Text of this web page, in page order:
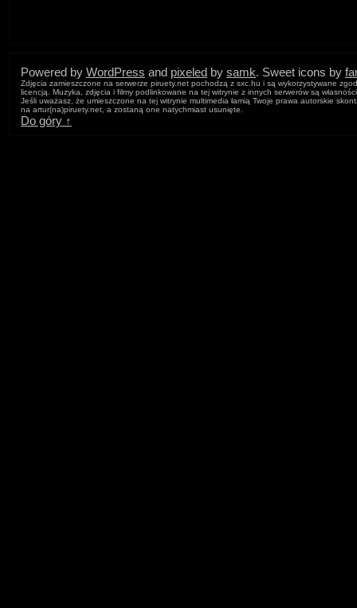
Powered by WordPress and pixeled by samk. Sweet icons by
Zdjęcia zamieszczone na serwerze piruety.net pochodzą z sxc.hu i są wykorzystywane
licencją. Muzyka, zdjęcia i filmy podlinkowane na tej witrynie z innych serwerów są
Jeśli uważasz, że umieszczone na tej witrynie multimedia łamią Twoje prawa autorskie
na artur(na)piruety.net, a zostaną one natychmiast usunięte.
Do góry ↑